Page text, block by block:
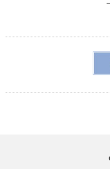
（４）個人情報の
取得した個人情報の
（６）開示対象個人
去および第三者への